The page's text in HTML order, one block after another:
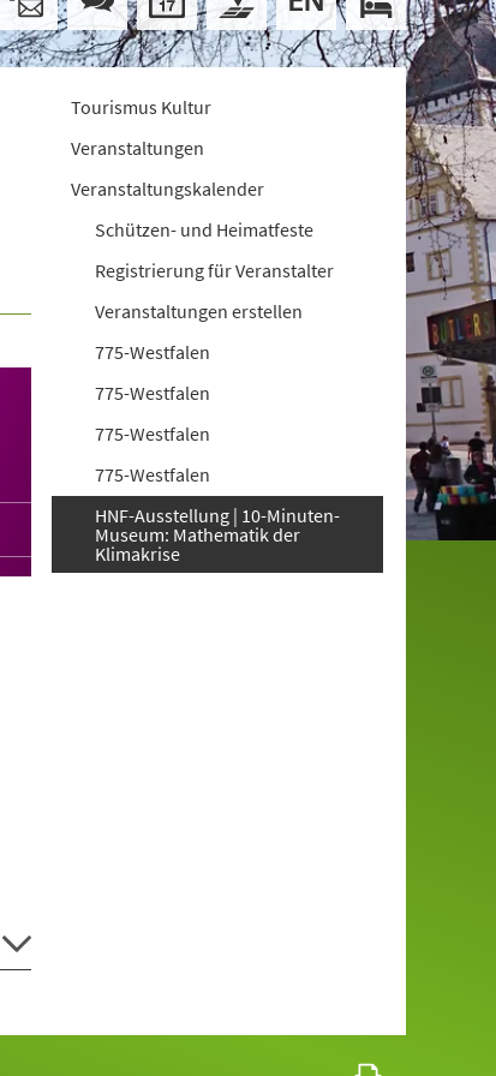
Tourismus Kultur
Veranstaltungen
Veranstaltungskalender
Schützen- und Heimatfeste
Registrierung für Veranstalter
Veranstaltungen erstellen
775-Westfalen
775-Westfalen
775-Westfalen
775-Westfalen
HNF-Ausstellung | 10-Minuten-
Museum: Mathematik der
Klimakrise